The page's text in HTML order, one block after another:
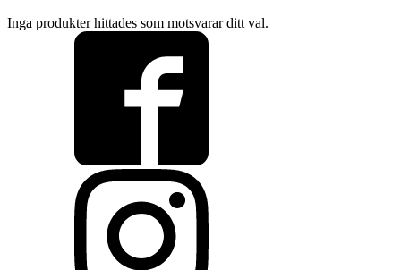
Inga produkter hittades som motsvarar ditt val.